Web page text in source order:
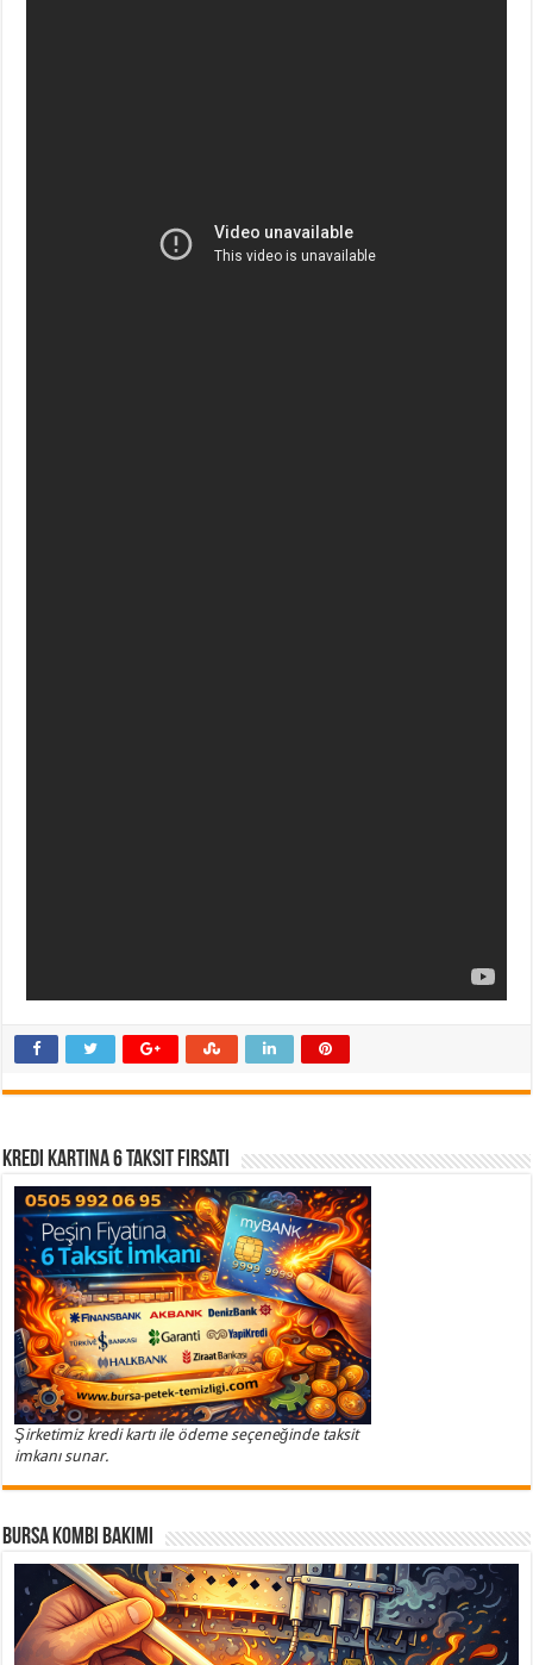
Kredi Kartına 6 Taksit Fırsatı
Şirketimiz kredi kartı ile ödeme seçeneğinde taksit
imkanı sunar.
Bursa Kombi Bakımı